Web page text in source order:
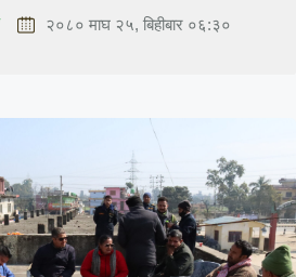
२०८० माघ २५, बिहीबार ०६:३०